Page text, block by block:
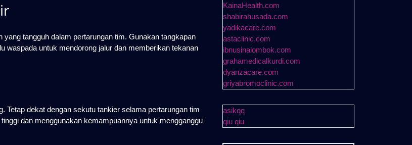
tangguh dalam pertarungan tim. Gunakan tangkapan
waspada untuk mendorong jalur dan memberikan tekanan
Tetap dekat dengan sekutu tankier selama pertarungan tim
dan menggunakan kemampuannya untuk mengganggu
KainaHealth.com
shabirahusada.com
yadikacare.com
astaclinic.com
ibnusinalombok.com
grahamedicalkurdi.com
dyanzacare.com
griyabromoclinic.com
asikqq
qiu qiu